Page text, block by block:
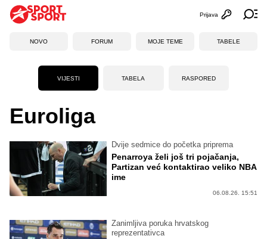
Otvori
Prijava
NOVO FORUM MOJE TEME TABELE
VIJESTI TABELA RASPORED
Euroliga
Dvije sedmice do početka priprema
Penarroya želi još tri pojačanja,
Partizan već kontaktirao veliko NBA
ime
06.08.26. 15:51
Zanimljiva poruka hrvatskog
reprezentativca